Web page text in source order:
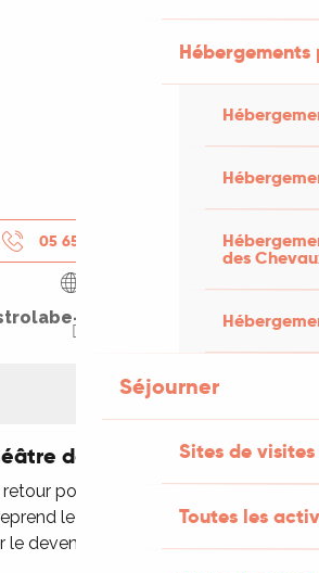
des
Séjourner
Sites de visites
Toutes les
05 65 34 24
grand-figeac.fr
de Figeac
pour cette nouvelle édition !
le flambeau avec la ferme
le devenir et le développement de